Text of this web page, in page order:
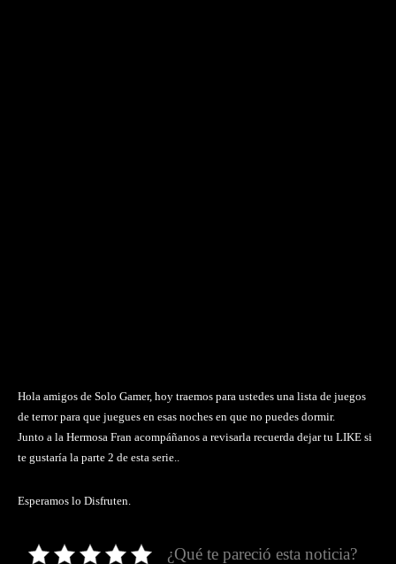
Hola amigos de Solo Gamer, hoy traemos para ustedes una lista de juegos
de terror para que juegues en esas noches en que no puedes dormir.
Junto a la Hermosa Fran acompáñanos a revisarla recuerda dejar tu LIKE si
te gustaría la parte 2 de esta serie..
Esperamos lo Disfruten.
¿Qué te pareció esta noticia?